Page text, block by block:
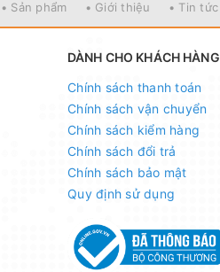
• Sản phẩm • Giới thiệu • Tin tức
DÀNH CHO KHÁCH HÀNG
Chính sách thanh toán
Chính sách vận chuyển
Chính sách kiểm hàng
Chính sách đổi trả
Chính sách bảo mật
Quy định sử dụng